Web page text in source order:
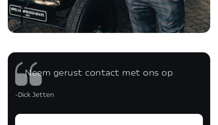
Neem gerust contact met ons op
-Dick Jetten